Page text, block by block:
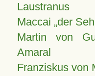
Laustranus
Maccai „der
Martin von
Amaral
Franziskus von